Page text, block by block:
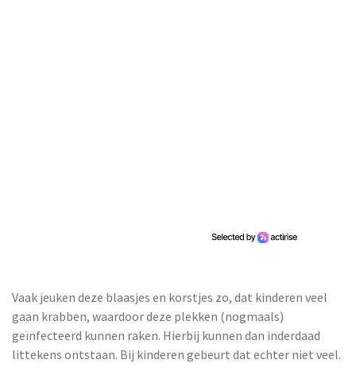
Vaak jeuken deze blaasjes en korstjes zo, dat kinderen veel
gaan krabben, waardoor deze plekken (nogmaals)
geïnfecteerd kunnen raken. Hierbij kunnen dan inderdaad
littekens ontstaan. Bij kinderen gebeurt dat echter niet veel.